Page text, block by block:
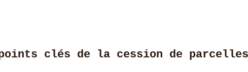
clés de la cession de parcelles